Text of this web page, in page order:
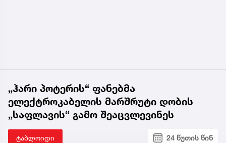
„ჰარი პოტერის“ ფანებმა
ელექტროკაბელის მარშრუტი დობის
„საფლავის“ გამო შეაცვლევინეს
ტაბლოიდი 24 წუთის წინ